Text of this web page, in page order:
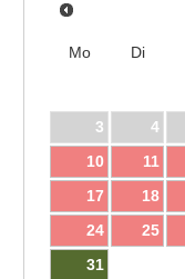
Mo Di
3
4
10
11
17
18
24
25
31